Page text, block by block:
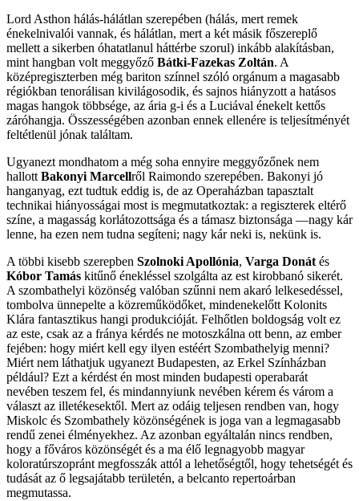
Lord Asthon hálás-hálátlan szerepében (hálás, mert remek
énekelnivalói vannak, és hálátlan, mert a két másik főszereplő
mellett a sikerben óhatatlanul háttérbe szorul) inkább alakításban,
mint hangban volt meggyőző Bátki-Fazekas Zoltán. A
középregiszterben még bariton színnel szóló orgánum a magasabb
régiókban tenorálisan kivilágosodik, és sajnos hiányzott a hatásos
magas hangok többsége, az ária g-i és a Luciával énekelt kettős
záróhangja. Összességében azonban ennek ellenére is teljesítményét
feltétlenül jónak találtam.
Ugyanezt mondhatom a még soha ennyire meggyőzőnek nem
hallottBakonyi Marcellről Raimondo szerepében. Bakonyi jó
hanganyag, ezt tudtuk eddig is, de az Operaházban tapasztalt
technikai hiányosságai most is megmutatkoztak: a regiszterek eltérő
színe, a magasság korlátozottsága és a támasz biztonsága —nagy kár
lenne, ha ezen nem tudna segíteni; nagy kár neki is, nekünk is.
A többi kisebb szerepben Szolnoki Apollónia, Varga Donátés
Kóbor Tamás kitűnő énekléssel szolgálta az est kirobbanó sikerét.
A szombathelyi közönség valóban szűnni nem akaró lelkesedéssel,
tombolva ünnepelte a közreműködőket, mindenekelőtt Kolonits
Klára fantasztikus hangi produkcióját. Felhőtlen boldogság volt ez
az este, csak az a fránya kérdés ne motoszkálna ott benn, az ember
fejében: hogy miért kell egy ilyen estéért Szombathelyig menni?
Miért nem láthatjuk ugyanezt Budapesten, az Erkel Színházban
például? Ezt a kérdést én most minden budapesti operabarát
nevében teszem fel, és mindannyiunk nevében kérem és várom a
választ az illetékesektől. Mert az odáig teljesen rendben van, hogy
Miskolc és Szombathely közönségének is joga van a legmagasabb
rendű zenei élményekhez. Az azonban egyáltalán nincs rendben,
hogy a főváros közönségét és a ma élő legnagyobb magyar
koloratúrszopránt megfosszák attól a lehetőségtől, hogy tehetségét és
tudását az ő legsajátabb területén, a belcanto repertoárban
megmutassa.